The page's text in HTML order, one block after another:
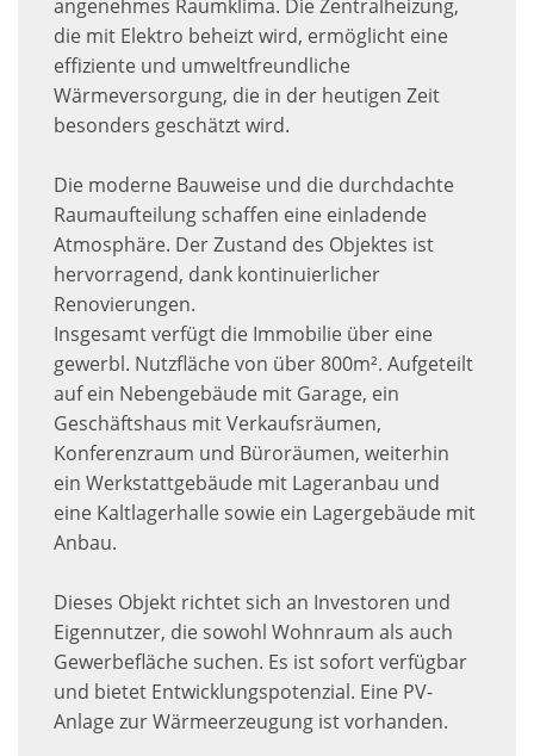
angenehmes Raumklima. Die Zentralheizung,
die mit Elektro beheizt wird, ermöglicht eine
effiziente und umweltfreundliche
Wärmeversorgung, die in der heutigen Zeit
besonders geschätzt wird.
Die moderne Bauweise und die durchdachte
Raumaufteilung schaffen eine einladende
Atmosphäre. Der Zustand des Objektes ist
hervorragend, dank kontinuierlicher
Renovierungen.
Insgesamt verfügt die Immobilie über eine
gewerbl. Nutzfläche von über 800m². Aufgeteilt
auf ein Nebengebäude mit Garage, ein
Geschäftshaus mit Verkaufsräumen,
Konferenzraum und Büroräumen, weiterhin
ein Werkstattgebäude mit Lageranbau und
eine Kaltlagerhalle sowie ein Lagergebäude mit
Anbau.
Dieses Objekt richtet sich an Investoren und
Eigennutzer, die sowohl Wohnraum als auch
Gewerbefläche suchen. Es ist sofort verfügbar
und bietet Entwicklungspotenzial. Eine PV-
Anlage zur Wärmeerzeugung ist vorhanden.